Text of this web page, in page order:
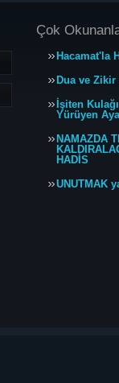
Çok
Hacamat'la
Dua ve
İşiten
Yürüyen
NAMAZDA
HADİS
UNUTMAK